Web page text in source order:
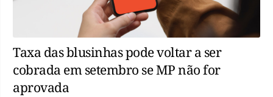
Taxa das blusinhas pode voltar a ser
cobrada em setembro se MP não for
aprovada